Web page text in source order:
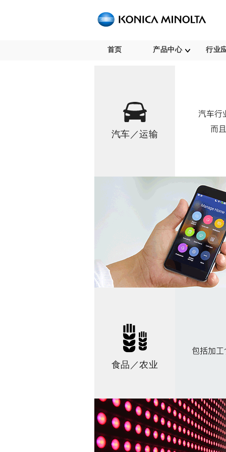
首页 产品中心 行业
汽车／运输
食品／农业